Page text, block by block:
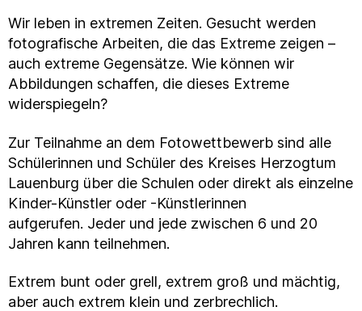
Wir leben in extremen Zeiten. Gesucht werden
fotografische Arbeiten, die das Extreme zeigen –
auch extreme Gegensätze. Wie können wir
Abbildungen schaffen, die dieses Extreme
widerspiegeln?
Zur Teilnahme an dem Fotowettbewerb sind alle
Schülerinnen und Schüler des Kreises Herzogtum
Lauenburg über die Schulen oder direkt als einzelne
Kinder-Künstler oder -Künstlerinnen
aufgerufen. Jeder und jede zwischen 6 und 20
Jahren kann teilnehmen.
Extrem bunt oder grell, extrem groß und mächtig,
aber auch extrem klein und zerbrechlich.